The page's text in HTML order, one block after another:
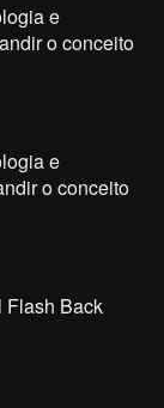
e
o conceito
e
o conceito
Flash Back